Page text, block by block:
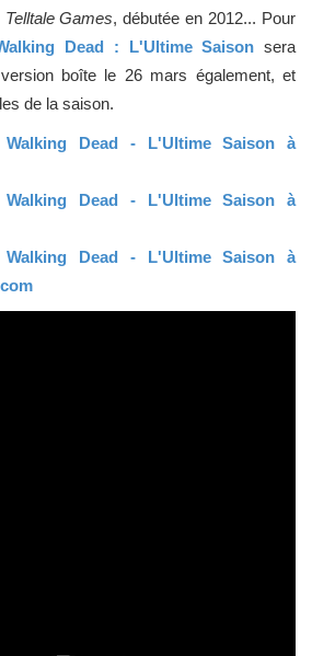
Telltale Games, débutée en 2012... Pour
Dead : L'Ultime Saison sera
boîte le 26 mars également, et
de la saison.
Walking Dead - L'Ultime Saison à
Walking Dead - L'Ultime Saison à
Walking Dead - L'Ultime Saison à